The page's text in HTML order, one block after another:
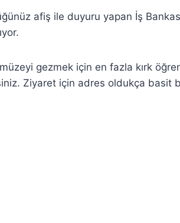
afiş ile duyuru yapan İş
gezmek için en fazla kırk
Ziyaret için adres oldukça basit